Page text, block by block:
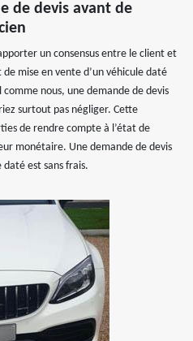
de devis avant de
un consensus entre le client et
mise en vente d’un véhicule daté
nous, une demande de devis
surtout pas négliger. Cette
de rendre compte à l’état de
monétaire. Une demande de devis
est sans frais.